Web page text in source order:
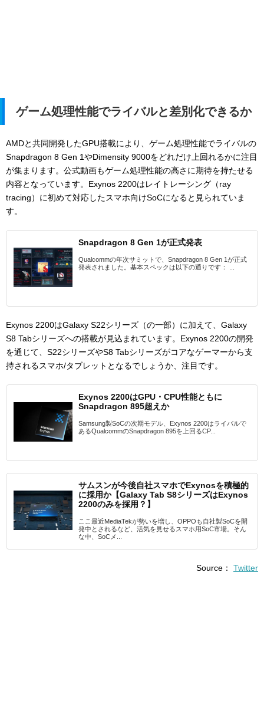
ゲーム処理性能でライバルと差別化できるか
AMDと共同開発したGPU搭載により、ゲーム処理性能でライバルの
Snapdragon 8 Gen 1やDimensity 9000をどれだけ上回れるかに注目
が集まります。公式動画もゲーム処理性能の高さに期待を持たせる
内容となっています。Exynos 2200はレイトレーシング（ray
tracing）に初めて対応したスマホ向けSoCになると見られていま
す。
Snapdragon 8 Gen 1が正式発表
Qualcommの年次サミットで、Snapdragon 8 Gen 1が正式
発表されました。基本スペックは以下の通りです： ...
Exynos 2200はGalaxy S22シリーズ（の一部）に加えて、Galaxy
S8 Tabシリーズへの搭載が見込まれています。Exynos 2200の開発
を通じて、S22シリーズやS8 Tabシリーズがコアなゲーマーから支
持されるスマホ/タブレットとなるでしょうか、注目です。
Exynos 2200はGPU・CPU性能ともに
Snapdragon 895超えか
Samsung製SoCの次期モデル、Exynos 2200はライバルで
あるQualcommのSnapdragon 895を上回るCP...
サムスンが今後自社スマホでExynosを積極的
に採用か【Galaxy Tab S8シリーズはExynos
2200のみを採用？】
ここ最近MediaTekが勢いを増し、OPPOも自社製SoCを開
発中とされるなど、活気を見せるスマホ用SoC市場。そん
な中、SoCメ...
Source： Twitter